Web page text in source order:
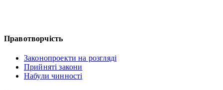
Правотворчість
Законопроекти на розгляді
Прийняті закони
Набули чинності